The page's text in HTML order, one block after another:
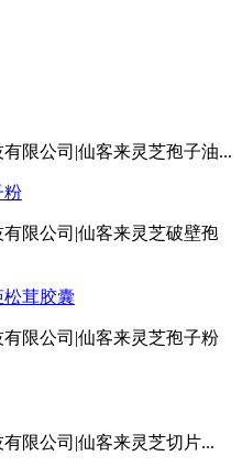
限公司|仙客来灵芝孢子油...
粉
限公司|仙客来灵芝破壁孢
松茸胶囊
限公司|仙客来灵芝孢子粉
限公司|仙客来灵芝切片...